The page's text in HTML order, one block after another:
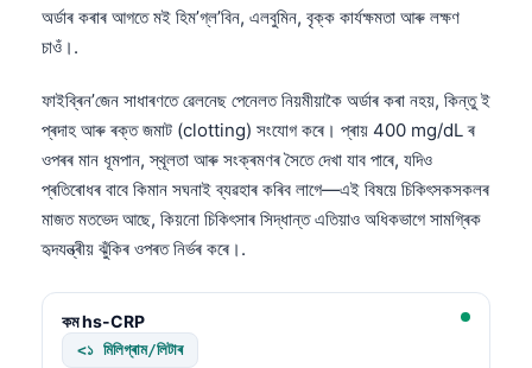
অর্ডাৰ কৰাৰ আগতে মই হিম’গ্ল’বিন, এলবুমিন, বৃক্ক কাৰ্যক্ষমতা আৰু লক্ষণ
চাওঁ।.
ফাইব্ৰিন’জেন সাধাৰণতে ৱেলনেছ পেনেলত নিয়মীয়াকৈ অর্ডাৰ কৰা নহয়, কিন্তু ই
প্ৰদাহ আৰু ৰক্ত জমাট (clotting) সংযোগ কৰে। প্ৰায় 400 mg/dL ৰ
ওপৰৰ মান ধূমপান, স্থূলতা আৰু সংক্ৰমণৰ সৈতে দেখা যাব পাৰে, যদিও
প্ৰতিৰোধৰ বাবে কিমান সঘনাই ব্যৱহাৰ কৰিব লাগে—এই বিষয়ে চিকিৎসকসকলৰ
মাজত মতভেদ আছে, কিয়নো চিকিৎসাৰ সিদ্ধান্ত এতিয়াও অধিকভাগে সামগ্ৰিক
হৃদযন্ত্ৰীয় ঝুঁকিৰ ওপৰত নিৰ্ভৰ কৰে।.
কম hs-CRP
<১ মিলিগ্ৰাম/লিটাৰ